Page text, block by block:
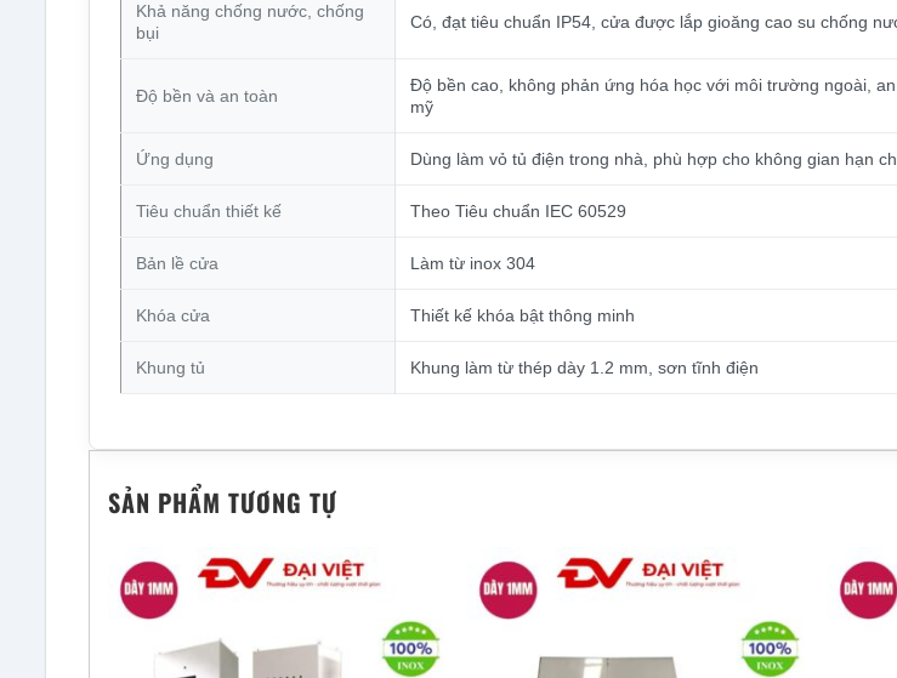
Khả năng chống nước, chống
bụi
Có, đạt tiêu chuẩn IP54, cửa được lắp gioăng cao su chống
Độ bền và an toàn
Độ bền cao, không phản ứng hóa học với môi trường ngoài,
mỹ
Ứng dụng Dùng làm vỏ tủ điện trong nhà, phù hợp cho không gian hạn
Tiêu chuẩn thiết kế Theo Tiêu chuẩn IEC 60529
Bản lề cửa Làm từ inox 304
Khóa cửa Thiết kế khóa bật thông minh
Khung tủ Khung làm từ thép dày 1.2 mm, sơn tĩnh điện
SẢN PHẨM TƯƠNG TỰ